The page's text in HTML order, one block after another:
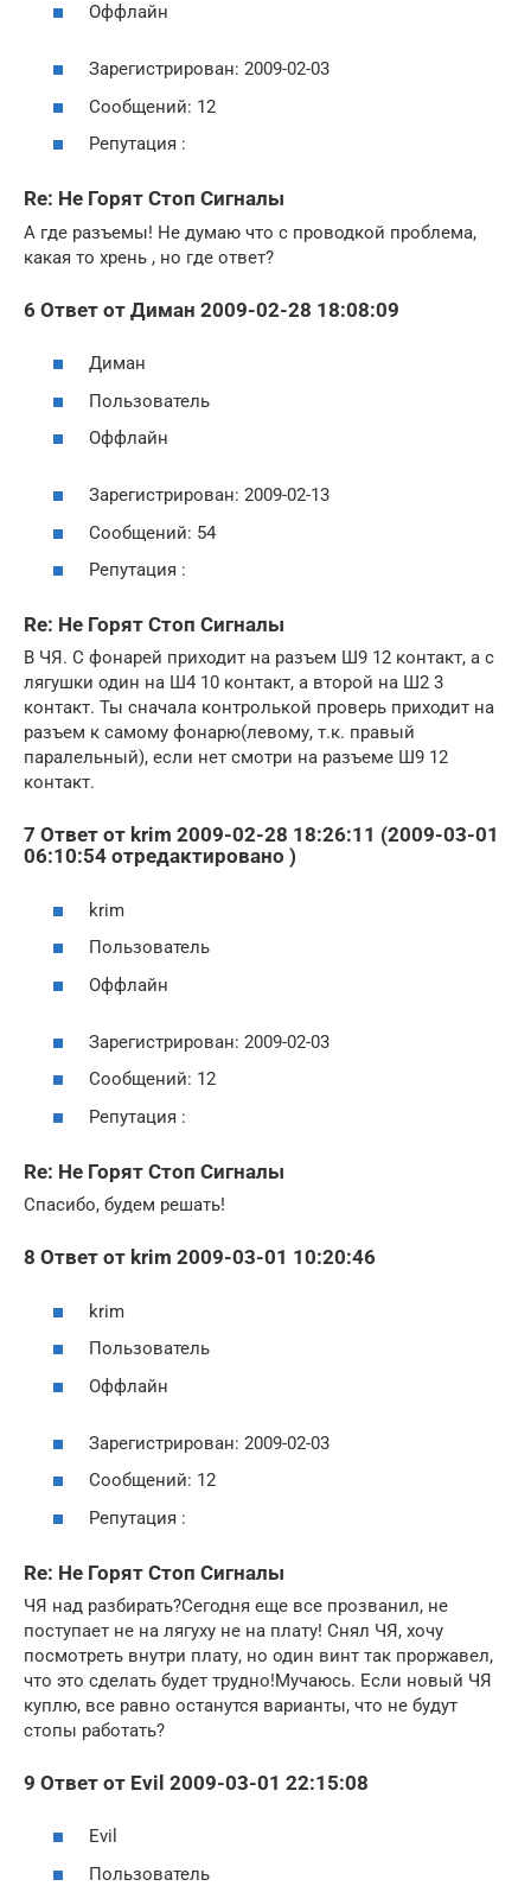
Оффлайн
Зарегистрирован: 2009-02-03
Сообщений: 12
Репутация :
Re: Не Горят Стоп Сигналы
А где разъемы! Не думаю что с проводкой проблема,
какая то хрень , но где ответ?
6 Ответ от Диман 2009-02-28 18:08:09
Диман
Пользователь
Оффлайн
Зарегистрирован: 2009-02-13
Сообщений: 54
Репутация :
Re: Не Горят Стоп Сигналы
В ЧЯ. С фонарей приходит на разъем Ш9 12 контакт, а с
лягушки один на Ш4 10 контакт, а второй на Ш2 3
контакт. Ты сначала контролькой проверь приходит на
разъем к самому фонарю(левому, т.к. правый
паралельный), если нет смотри на разъеме Ш9 12
контакт.
7 Ответ от krim 2009-02-28 18:26:11 (2009-03-01
06:10:54 отредактировано )
krim
Пользователь
Оффлайн
Зарегистрирован: 2009-02-03
Сообщений: 12
Репутация :
Re: Не Горят Стоп Сигналы
Спасибо, будем решать!
8 Ответ от krim 2009-03-01 10:20:46
krim
Пользователь
Оффлайн
Зарегистрирован: 2009-02-03
Сообщений: 12
Репутация :
Re: Не Горят Стоп Сигналы
ЧЯ над разбирать?Сегодня еще все прозванил, не
поступает не на лягуху не на плату! Снял ЧЯ, хочу
посмотреть внутри плату, но один винт так проржавел,
что это сделать будет трудно!Мучаюсь. Если новый ЧЯ
куплю, все равно останутся варианты, что не будут
стопы работать?
9 Ответ от Evil 2009-03-01 22:15:08
Evil
Пользователь